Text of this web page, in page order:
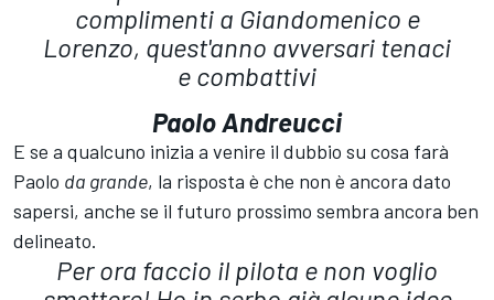
complimenti a Giandomenico e
Lorenzo, quest'anno avversari tenaci
e combattivi
Paolo Andreucci
E se a qualcuno inizia a venire il dubbio su cosa farà
Paolo da grande, la risposta è che non è ancora dato
sapersi, anche se il futuro prossimo sembra ancora ben
delineato.
Per ora faccio il pilota e non voglio